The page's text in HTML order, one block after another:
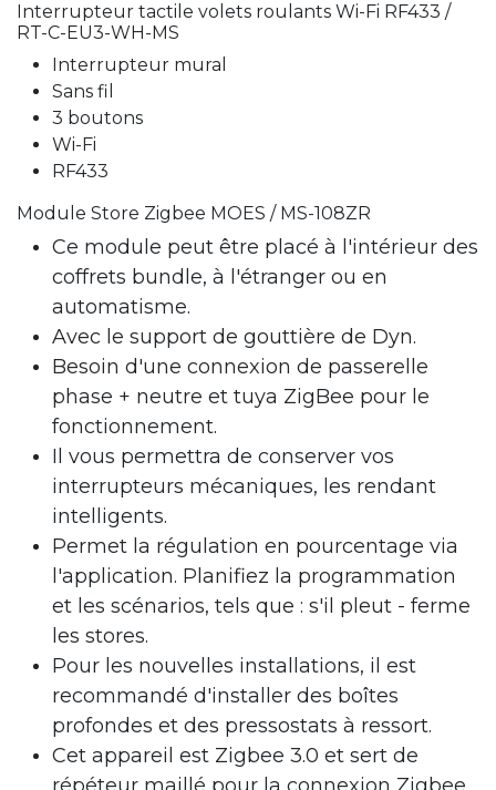
Interrupteur tactile volets roulants Wi-Fi RF433 /
RT-C-EU3-WH-MS
Interrupteur mural
Sans fil
3 boutons
Wi-Fi
RF433
Module Store Zigbee MOES / MS-108ZR
Ce module peut être placé à l'intérieur des
coffrets bundle, à l'étranger ou en
automatisme.
Avec le support de gouttière de Dyn.
Besoin d'une connexion de passerelle
phase + neutre et tuya ZigBee pour le
fonctionnement.
Il vous permettra de conserver vos
interrupteurs mécaniques, les rendant
intelligents.
Permet la régulation en pourcentage via
l'application. Planifiez la programmation
et les scénarios, tels que : s'il pleut - ferme
les stores.
Pour les nouvelles installations, il est
recommandé d'installer des boîtes
profondes et des pressostats à ressort.
Cet appareil est Zigbee 3.0 et sert de